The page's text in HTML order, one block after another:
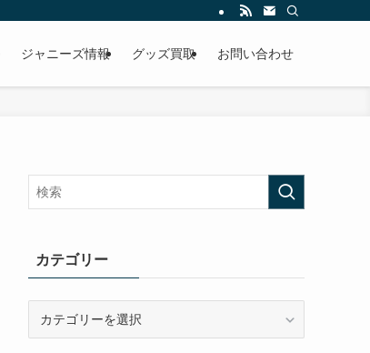
ジャニーズ情報 グッズ買取 お問い合わせ
カテゴリー